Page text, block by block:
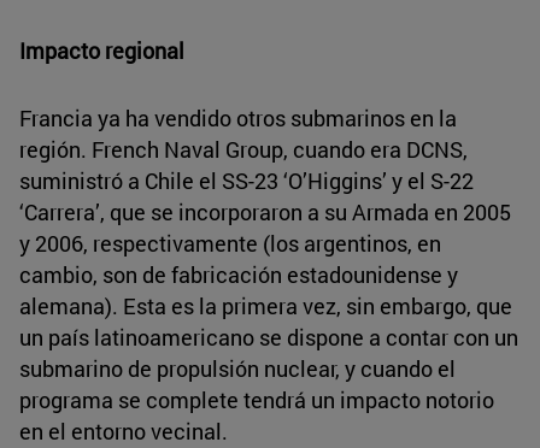
Impacto regional
Francia ya ha vendido otros submarinos en la
región. French Naval Group, cuando era DCNS,
suministró a Chile el SS-23 ‘O’Higgins’ y el S-22
‘Carrera’, que se incorporaron a su Armada en 2005
y 2006, respectivamente (los argentinos, en
cambio, son de fabricación estadounidense y
alemana). Esta es la primera vez, sin embargo, que
un país latinoamericano se dispone a contar con un
submarino de propulsión nuclear, y cuando el
programa se complete tendrá un impacto notorio
en el entorno vecinal.